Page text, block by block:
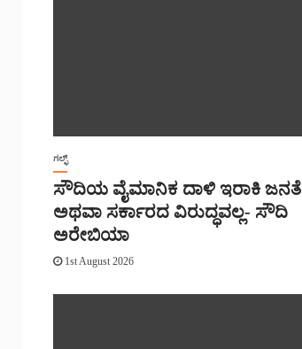
ಗಲ್ಫ್
ಸೌದಿಯ ವೈಮಾನಿಕ ದಾಳಿ ಇರಾಕಿ ಜನತೆ
ಅಥವಾ ಸರ್ಕಾರದ ವಿರುದ್ಧವಲ್ಲ- ಸೌದಿ
ಅರೇಬಿಯಾ
1st August 2026